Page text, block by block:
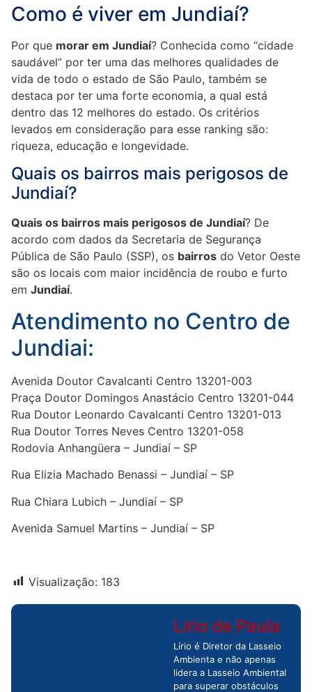
Como é viver em Jundiaí?
Por que morar em Jundiaí? Conhecida como “cidade
saudável” por ter uma das melhores qualidades de
vida de todo o estado de São Paulo, também se
destaca por ter uma forte economia, a qual está
dentro das 12 melhores do estado. Os critérios
levados em consideração para esse ranking são:
riqueza, educação e longevidade.
Quais os bairros mais perigosos de
Jundiaí?
Quais os bairros mais perigosos de Jundiaí? De
acordo com dados da Secretaria de Segurança
Pública de São Paulo (SSP), os bairros do Vetor Oeste
são os locais com maior incidência de roubo e furto
em Jundiaí.
Atendimento no Centro de
Jundiai:
Avenida Doutor Cavalcanti Centro 13201-003
Praça Doutor Domingos Anastácio Centro 13201-044
Rua Doutor Leonardo Cavalcanti Centro 13201-013
Rua Doutor Torres Neves Centro 13201-058
Rodovia Anhangüera – Jundiaí – SP
Rua Elizia Machado Benassi – Jundiaí – SP
Rua Chiara Lubich – Jundiaí – SP
Avenida Samuel Martins – Jundiaí – SP
Visualização: 183
Lirio de Paula
Lírio é Diretor da Lasseio
Ambienta e não apenas
lidera a Lasseio Ambiental
para superar obstáculos